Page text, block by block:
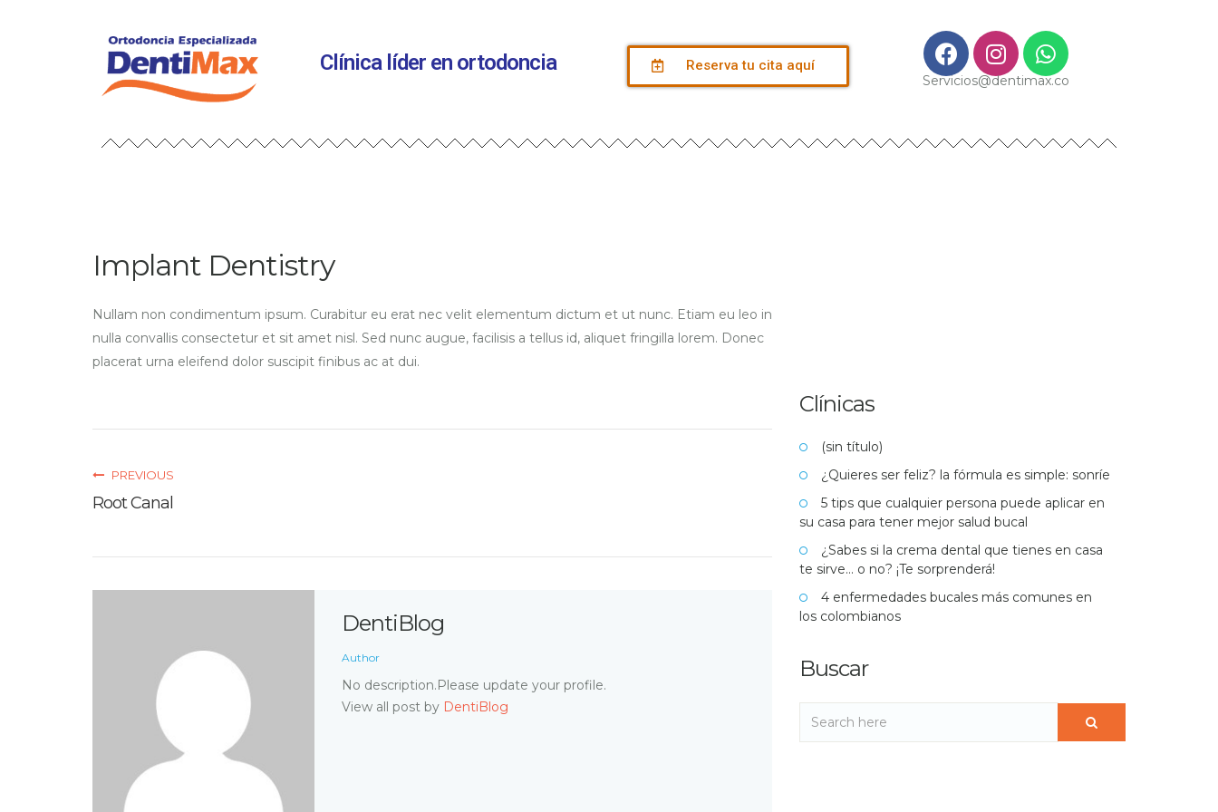
Clínica líder en ortodoncia
Reserva tu cita aquí
Servicios@dentimax.co
Implant Dentistry
Nullam non condimentum ipsum. Curabitur eu erat nec velit elementum dictum et ut nunc. Etiam eu leo in
nulla convallis consectetur et sit amet nisl. Sed nunc augue, facilisis a tellus id, aliquet fringilla lorem. Donec
placerat urna eleifend dolor suscipit finibus ac at dui.
PREVIOUS
Root Canal
DentiBlog
Author
No description.Please update your profile.
View all post by DentiBlog
Clínicas
(sin título)
¿Quieres ser feliz? la fórmula es simple: sonríe
5 tips que cualquier persona puede aplicar en
su casa para tener mejor salud bucal
¿Sabes si la crema dental que tienes en casa
te sirve… o no? ¡Te sorprenderá!
4 enfermedades bucales más comunes en
los colombianos
Buscar